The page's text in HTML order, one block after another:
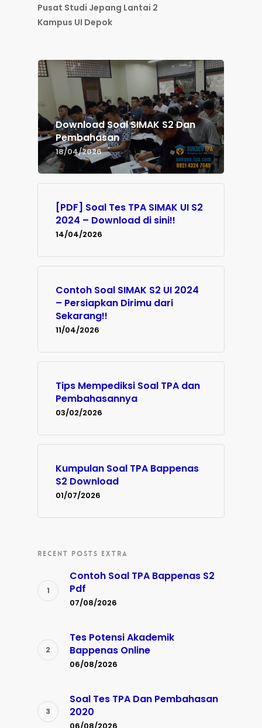
Pusat Studi Jepang Lantai 2
Kampus UI Depok
Download Soal SIMAK S2 Dan
Pembahasan
18/04/2026
[PDF] Soal Tes TPA SIMAK UI S2
2024 – Download di sini!!
14/04/2026
Contoh Soal SIMAK S2 UI 2024
– Persiapkan Dirimu dari
Sekarang!!
11/04/2026
Tips Mempediksi Soal TPA dan
Pembahasannya
03/02/2026
Kumpulan Soal TPA Bappenas
S2 Download
01/07/2026
RECENT POSTS EXTRA
Contoh Soal TPA Bappenas S2
Pdf
07/08/2026
Tes Potensi Akademik
Bappenas Online
06/08/2026
Soal Tes TPA Dan Pembahasan
2020